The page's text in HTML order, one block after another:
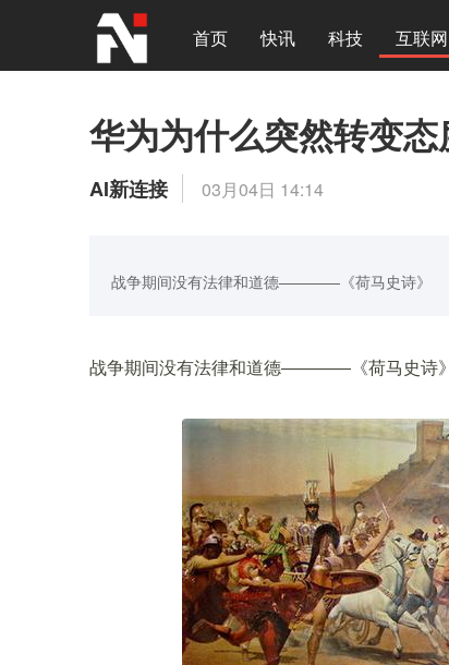
首页 快讯 科技 互联网
华为为什么突然转变态
AI新连接 03月04日 14:14
战争期间没有法律和道德————《荷马史诗》
战争期间没有法律和道德————《荷马史诗》